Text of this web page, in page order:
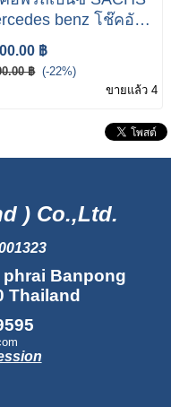
benz โช๊คอัพ
W108 SACHS
Benz W108
฿
฿ (-22%)
ขายแล้ว 4
) Co.,Ltd.
Banpong
Thailand